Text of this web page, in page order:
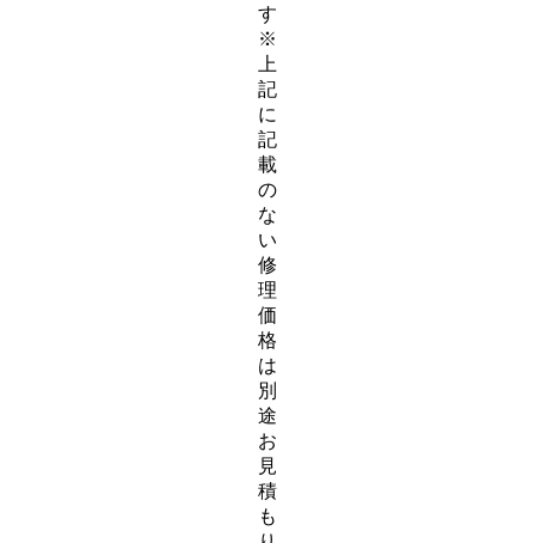
す
※
上
記
に
記
載
の
な
い
修
理
価
格
は
別
途
お
見
積
も